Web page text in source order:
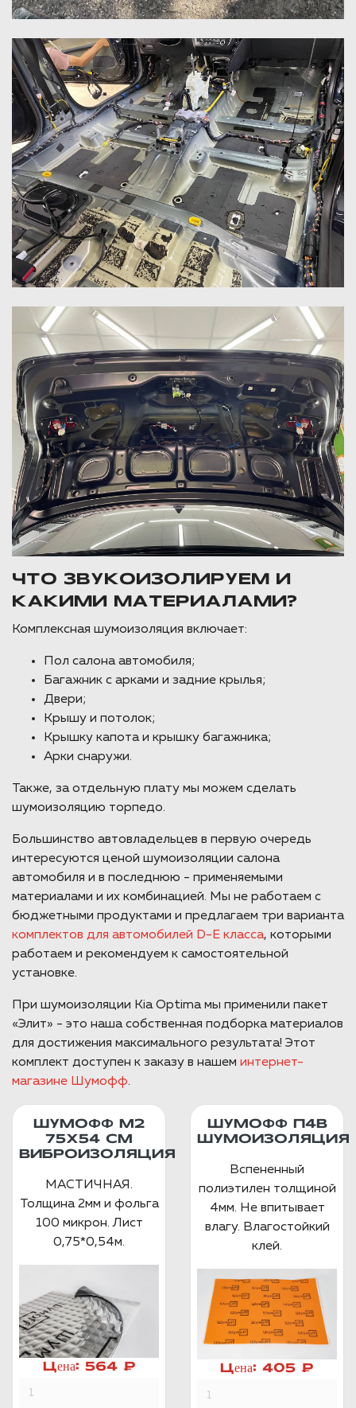
ЧТО ЗВУКОИЗОЛИРУЕМ И
КАКИМИ МАТЕРИАЛАМИ?
Комплексная шумоизоляция включает:
Пол салона автомобиля;
Багажник с арками и задние крылья;
Двери;
Крышу и потолок;
Крышку капота и крышку багажника;
Арки снаружи.
Также, за отдельную плату мы можем сделать
шумоизоляцию торпедо.
Большинство автовладельцев в первую очередь
интересуются ценой шумоизоляции салона
автомобиля и в последнюю - применяемыми
материалами и их комбинацией. Мы не работаем с
бюджетными продуктами и предлагаем три варианта
комплектов для автомобилей D-E класса, которыми
работаем и рекомендуем к самостоятельной
установке.
При шумоизоляции Kia Optima мы применили пакет
«Элит» - это наша собственная подборка материалов
для достижения максимального результата! Этот
комплект доступен к заказу в нашем интернет-
магазине Шумофф.
ШУМОФФ М2
75X54 СМ
ВИБРОИЗОЛЯЦИЯ
МАСТИЧНАЯ.
Толщина 2мм и фольга
100 микрон. Лист
0,75*0,54м.
Цена: 564 ₽
ШУМОФФ П4В
ШУМОИЗОЛЯЦИЯ
Вспененный
полиэтилен толщиной
4мм. Не впитывает
влагу. Влагостойкий
клей.
Цена: 405 ₽